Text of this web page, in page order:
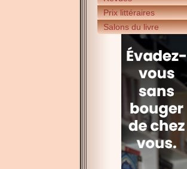
Prix littéraires
Salons du livre